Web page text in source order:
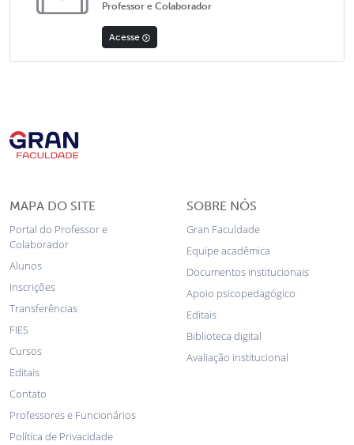
Professor e Colaborador
Acesse
MAPA DO SITE
Portal do Professor e
Colaborador
Alunos
Inscrições
Transferências
FIES
Cursos
Editais
Contato
Professores e Funcionários
Política de Privacidade
SOBRE NÓS
Gran Faculdade
Equipe acadêmica
Documentos institucionais
Apoio psicopedagógico
Editais
Biblioteca digital
Avaliação institucional